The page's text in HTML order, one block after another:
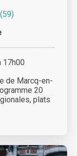
17h00
de Marcq-en-
20
plats